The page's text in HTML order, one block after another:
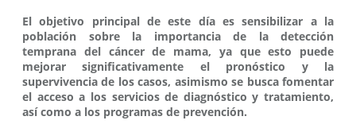
El objetivo principal de este día es sensibilizar a la
población sobre la importancia de la detección
temprana del cáncer de mama, ya que esto puede
mejorar significativamente el pronóstico y la
supervivencia de los casos, asimismo se busca fomentar
el acceso a los servicios de diagnóstico y tratamiento,
así como a los programas de prevención.